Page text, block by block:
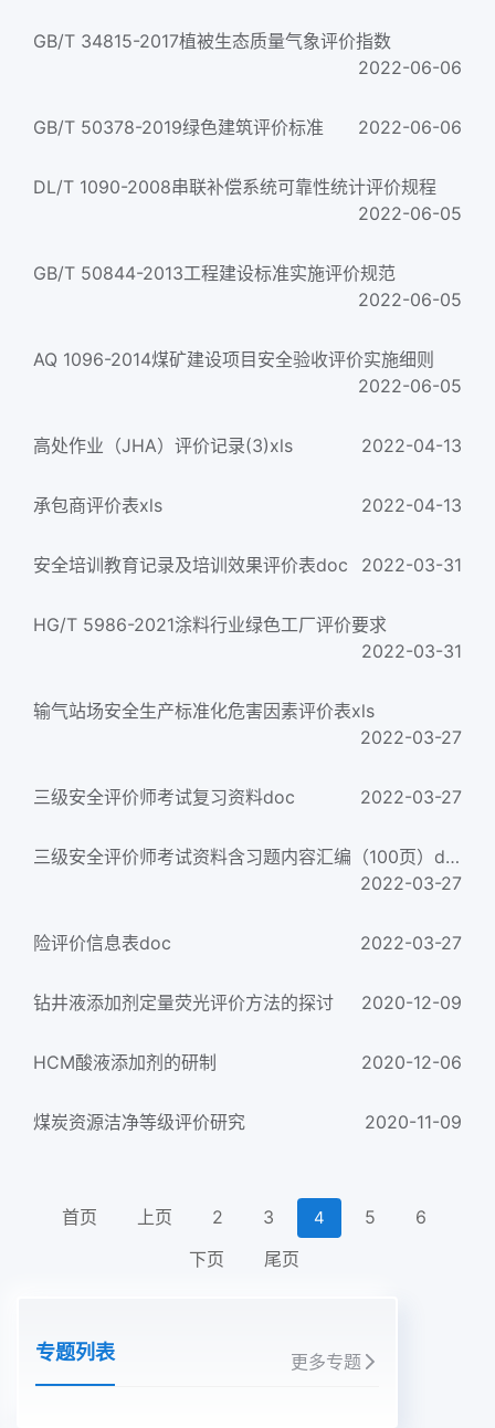
GB/T 34815-2017植被生态质量气象评价指数
2022-06-06
GB/T 50378-2019绿色建筑评价标准 2022-06-06
DL/T 1090-2008串联补偿系统可靠性统计评价规程
2022-06-05
GB/T 50844-2013工程建设标准实施评价规范
2022-06-05
AQ 1096-2014煤矿建设项目安全验收评价实施细则
2022-06-05
高处作业（JHA）评价记录(3)xls 2022-04-13
承包商评价表xls 2022-04-13
安全培训教育记录及培训效果评价表doc 2022-03-31
HG/T 5986-2021涂料行业绿色工厂评价要求
2022-03-31
输气站场安全生产标准化危害因素评价表xls
2022-03-27
三级安全评价师考试复习资料doc 2022-03-27
三级安全评价师考试资料含习题内容汇编（100页）doc
2022-03-27
险评价信息表doc 2022-03-27
钻井液添加剂定量荧光评价方法的探讨 2020-12-09
HCM酸液添加剂的研制 2020-12-06
煤炭资源洁净等级评价研究 2020-11-09
首页 上页 2 3 4 5
6
下页
尾页
专题列表 更多专题